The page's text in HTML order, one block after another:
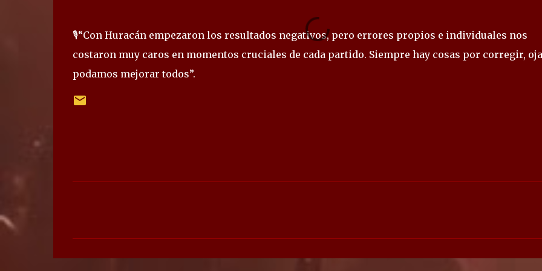
🎙️“Con Huracán empezaron los resultados negativos, pero errores propios e individuales nos
costaron muy caros en momentos cruciales de cada partido. Siempre hay cosas por corregir,
podamos mejorar todos”.